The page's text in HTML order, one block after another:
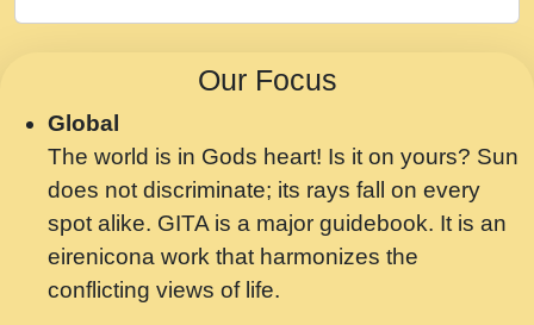
Chahe Ram Ho Chahe Shyam Ho.mp3
मझ अपन जवन बनन न आय, रठ हर क मनन न आय
Shri ravinandan shastri ji maharaj.mp3
मन अशांत मंत्र जाप - गीता प्रेरणा -Swami
Gyananand Ji Maharaj.mp3
मन बध लय परम वल कगन Special Shyam
Our Focus
Global
The world is in Gods heart! Is it on yours? Sun
does not discriminate; its rays fall on every
spot alike. GITA is a major guidebook. It is an
eirenicona work that harmonizes the
conflicting views of life.